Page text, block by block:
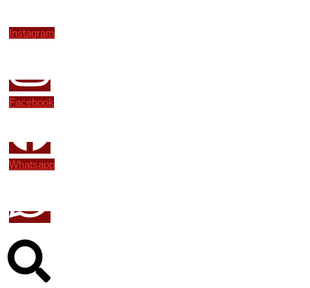
Instagram
Facebook
Whatsapp